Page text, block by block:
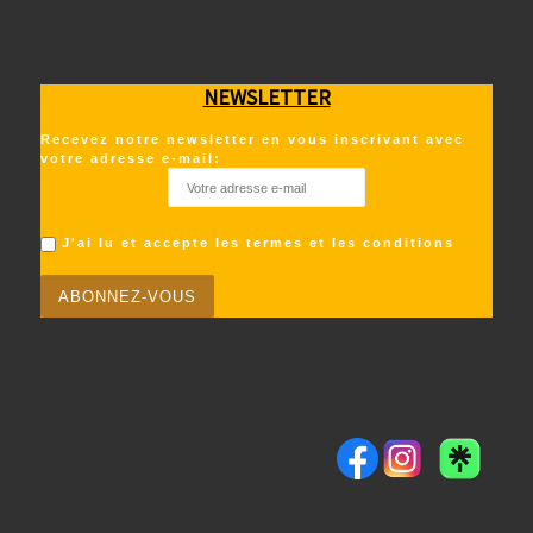
NEWSLETTER
Recevez notre newsletter en vous inscrivant avec
votre adresse e-mail:
J'ai lu et accepte les termes et les conditions